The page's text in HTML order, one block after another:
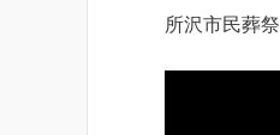
所沢市民葬祭